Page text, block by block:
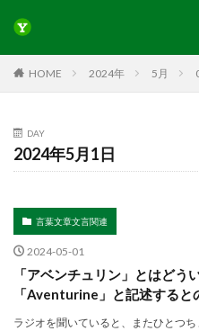
HOME 2024年 5月
DAY
2024年5月1日
言葉文章文言関連
2024-05-01
「アベンチュリン」とはどう
「Aventurine」と記述すると
ラジオを聞いていると、またひとつ